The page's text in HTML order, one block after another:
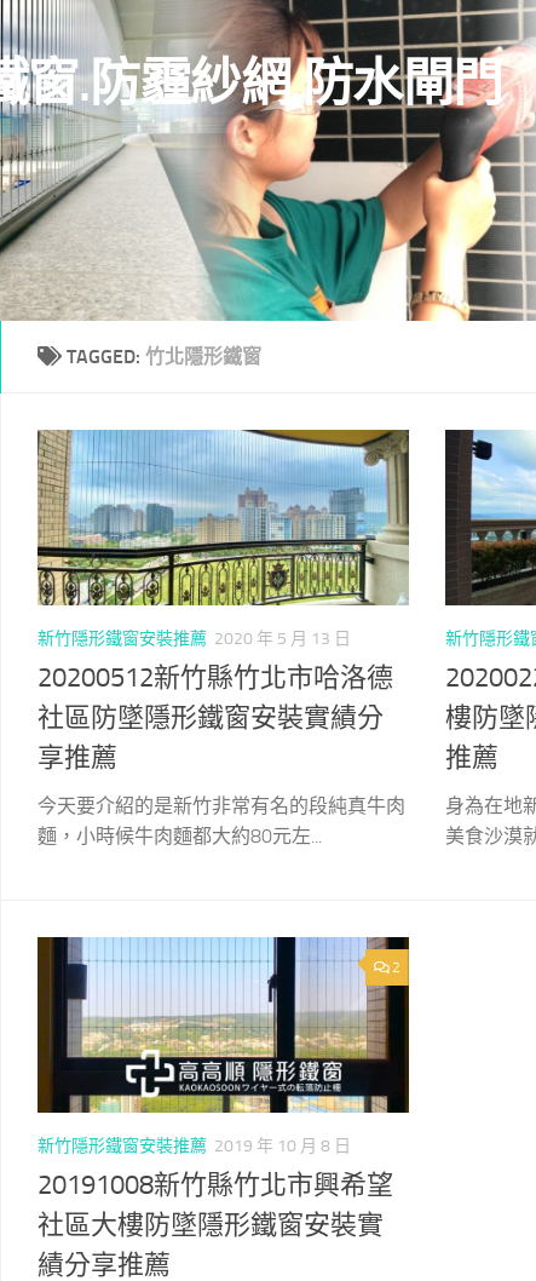
窗.防霾紗網.防水閘門
TAGGED: 竹北隱形鐵窗
新竹隱形鐵窗安裝推薦 2020 年 5 月 13 日
20200512新竹縣竹北市哈洛德
社區防墜隱形鐵窗安裝實績分
享推薦
今天要介紹的是新竹非常有名的段純真牛肉
麵，小時候牛肉麵都大約80元左...
新竹隱形鐵
樓防墜
推薦
身為在地
美食沙漠
2
新竹隱形鐵窗安裝推薦 2019 年 10 月 8 日
20191008新竹縣竹北市興希望
社區大樓防墜隱形鐵窗安裝實
績分享推薦